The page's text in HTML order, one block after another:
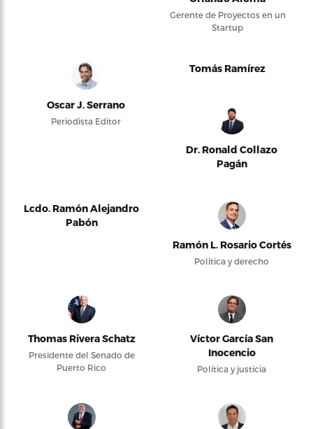
Gerente de Proyectos en un
Startup
Oscar J. Serrano
Periodista Editor
Tomás Ramírez
Dr. Ronald Collazo
Pagán
Lcdo. Ramón Alejandro
Pabón
Ramón L. Rosario Cortés
Política y derecho
Thomas Rivera Schatz
Presidente del Senado de
Puerto Rico
Víctor García San
Inocencio
Política y justicia